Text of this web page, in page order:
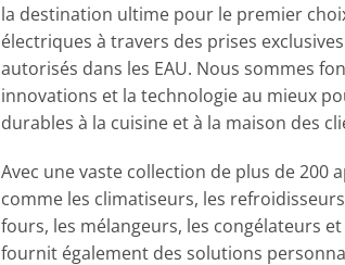
la destination ultime pour le premier
électriques à travers des prises
autorisés dans les EAU. Nous sommes
innovations et la technologie au mieux
durables à la cuisine et à la maison des
Avec une vaste collection de plus de 200
comme les climatiseurs, les
fours, les mélangeurs, les congélateurs et
fournit également des solutions